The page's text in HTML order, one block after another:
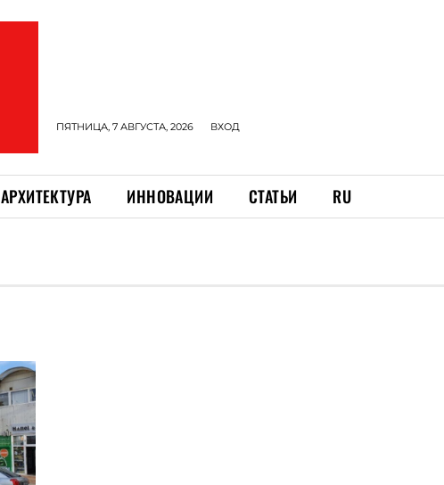
ПЯТНИЦА, 7 АВГУСТА, 2026 ВХОД
АРХИТЕКТУРА ИННОВАЦИИ СТАТЬИ RU